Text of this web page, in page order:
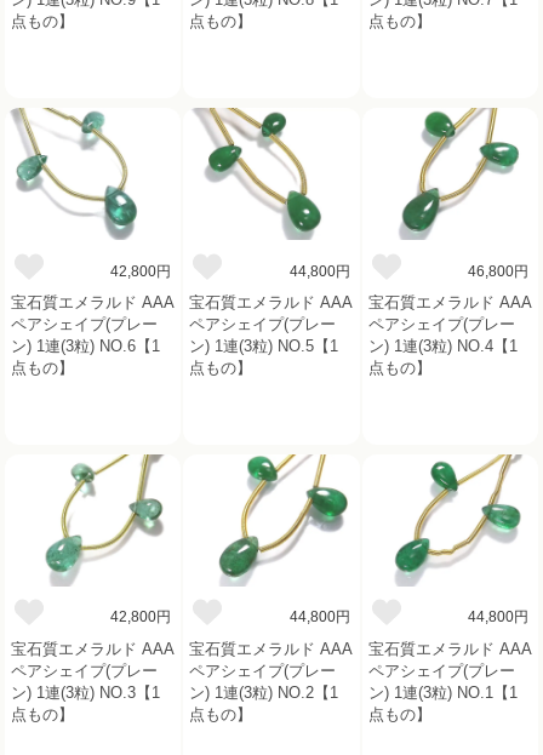
点もの】
点もの】
点もの】
42,800円
宝石質エメラルド AAA
ペアシェイプ(プレー
ン) 1連(3粒) NO.6【1
点もの】
44,800円
宝石質エメラルド AAA
ペアシェイプ(プレー
ン) 1連(3粒) NO.5【1
点もの】
46,800円
宝石質エメラルド AAA
ペアシェイプ(プレー
ン) 1連(3粒) NO.4【1
点もの】
42,800円
宝石質エメラルド AAA
ペアシェイプ(プレー
ン) 1連(3粒) NO.3【1
点もの】
44,800円
宝石質エメラルド AAA
ペアシェイプ(プレー
ン) 1連(3粒) NO.2【1
点もの】
44,800円
宝石質エメラルド AAA
ペアシェイプ(プレー
ン) 1連(3粒) NO.1【1
点もの】